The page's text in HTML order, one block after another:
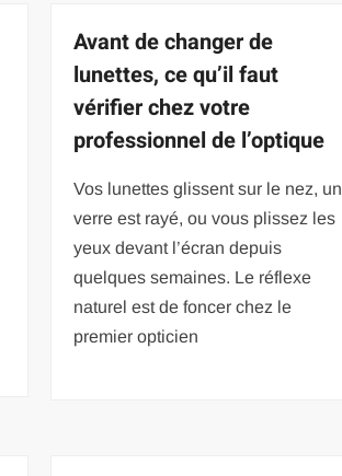
Avant de changer de
lunettes, ce qu’il faut
vérifier chez votre
professionnel de l’optique
Vos lunettes glissent sur le nez, un
verre est rayé, ou vous plissez les
yeux devant l’écran depuis
quelques semaines. Le réflexe
naturel est de foncer chez le
premier opticien